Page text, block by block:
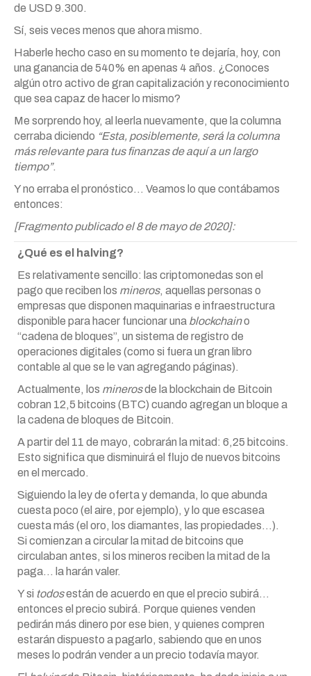
de USD 9.300.
Sí, seis veces menos que ahora mismo.
Haberle hecho caso en su momento te dejaría, hoy, con
una ganancia de 540% en apenas 4 años. ¿Conoces
algún otro activo de gran capitalización y reconocimiento
que sea capaz de hacer lo mismo?
Me sorprendo hoy, al leerla nuevamente, que la columna
cerraba diciendo “Esta, posiblemente, será la columna
más relevante para tus finanzas de aquí a un largo
tiempo”.
Y no erraba el pronóstico… Veamos lo que contábamos
entonces:
[Fragmento publicado el 8 de mayo de 2020]:
¿Qué es el halving?
Es relativamente sencillo: las criptomonedas son el
pago que reciben los mineros, aquellas personas o
empresas que disponen maquinarias e infraestructura
disponible para hacer funcionar una blockchaino
“cadena de bloques”, un sistema de registro de
operaciones digitales (como si fuera un gran libro
contable al que se le van agregando páginas).
Actualmente, los minerosde la blockchain de Bitcoin
cobran 12,5 bitcoins (BTC) cuando agregan un bloque a
la cadena de bloques de Bitcoin.
A partir del 11 de mayo, cobrarán la mitad: 6,25 bitcoins.
Esto significa que disminuirá el flujo de nuevos bitcoins
en el mercado.
Siguiendo la ley de oferta y demanda, lo que abunda
cuesta poco (el aire, por ejemplo), y lo que escasea
cuesta más (el oro, los diamantes, las propiedades…).
Si comienzan a circular la mitad de bitcoins que
circulaban antes, si los mineros reciben la mitad de la
paga… la harán valer.
Y si todosestán de acuerdo en que el precio subirá…
entonces el precio subirá. Porque quienes venden
pedirán más dinero por ese bien, y quienes compren
estarán dispuesto a pagarlo, sabiendo que en unos
meses lo podrán vender a un precio todavía mayor.